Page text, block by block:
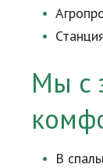
Мы с
В